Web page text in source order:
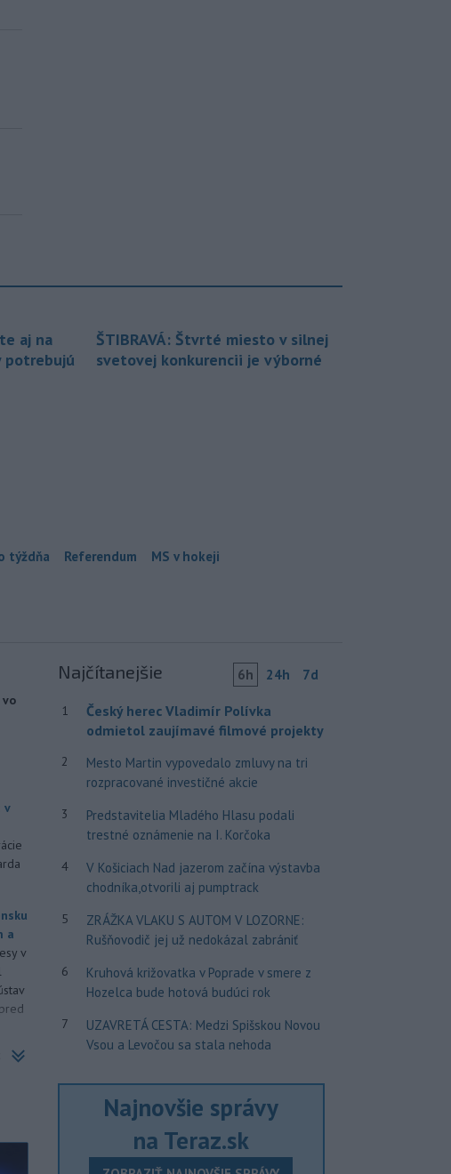
aj na
potrebujú
ŠTIBRAVÁ: Štvrté miesto v silnej
svetovej konkurencii je výborné
týždňa Referendum MS v hokeji
vo
v
a
v
Najčítanejšie 6h 24h 7d
1
Český herec Vladimír Polívka
odmietol zaujímavé filmové projekty
2
Mesto Martin vypovedalo zmluvy na tri
rozpracované investičné akcie
3
Predstavitelia Mladého Hlasu podali
trestné oznámenie na I. Korčoka
4
V Košiciach Nad jazerom začína výstavba
chodníka,otvorili aj pumptrack
5
ZRÁŽKA VLAKU S AUTOM V LOZORNE:
Rušňovodič jej už nedokázal zabrániť
6
Kruhová križovatka v Poprade v smere z
Hozelca bude hotová budúci rok
7
UZAVRETÁ CESTA: Medzi Spišskou Novou
Vsou a Levočou sa stala nehoda
Najnovšie správy
na Teraz.sk